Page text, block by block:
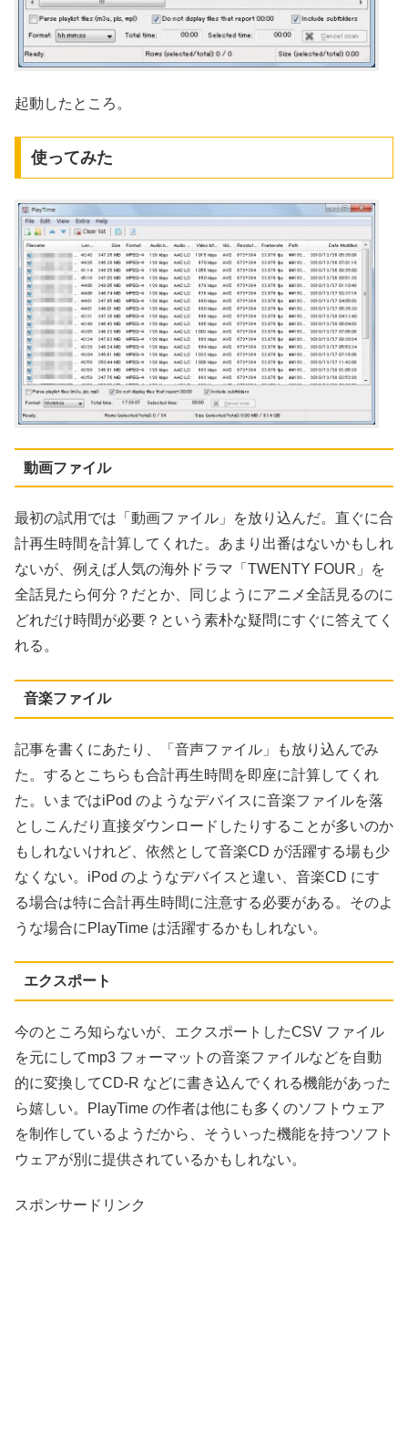
起動したところ。
使ってみた
動画ファイル
最初の試用では「動画ファイル」を放り込んだ。直ぐに合
計再生時間を計算してくれた。あまり出番はないかもしれ
ないが、例えば人気の海外ドラマ「TWENTY FOUR」を
全話見たら何分？だとか、同じようにアニメ全話見るのに
どれだけ時間が必要？という素朴な疑問にすぐに答えてく
れる。
音楽ファイル
記事を書くにあたり、「音声ファイル」も放り込んでみ
た。するとこちらも合計再生時間を即座に計算してくれ
た。いまではiPod のようなデバイスに音楽ファイルを落
としこんだり直接ダウンロードしたりすることが多いのか
もしれないけれど、依然として音楽CD が活躍する場も少
なくない。iPod のようなデバイスと違い、音楽CD にす
る場合は特に合計再生時間に注意する必要がある。そのよ
うな場合にPlayTime は活躍するかもしれない。
エクスポート
今のところ知らないが、エクスポートしたCSV ファイル
を元にしてmp3 フォーマットの音楽ファイルなどを自動
的に変換してCD-R などに書き込んでくれる機能があった
ら嬉しい。PlayTime の作者は他にも多くのソフトウェア
を制作しているようだから、そういった機能を持つソフト
ウェアが別に提供されているかもしれない。
スポンサードリンク